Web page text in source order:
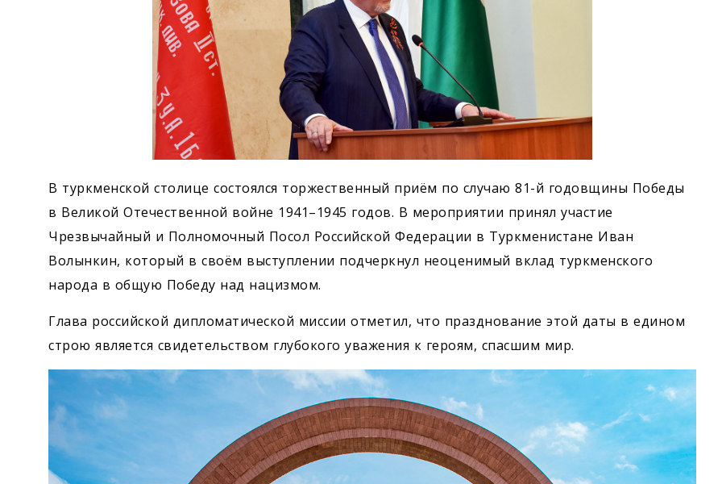
Спорт
В туркменской столице состоялся торжественный приём по случаю 81-й годовщины Победы
в Великой Отечественной войне 1941–1945 годов. В мероприятии принял участие
Чрезвычайный и Полномочный Посол Российской Федерации в Туркменистане Иван
Волынкин, который в своём выступлении подчеркнул неоценимый вклад туркменского
народа в общую Победу над нацизмом.
Глава российской дипломатической миссии отметил, что празднование этой даты в едином
строю является свидетельством глубокого уважения к героям, спасшим мир.